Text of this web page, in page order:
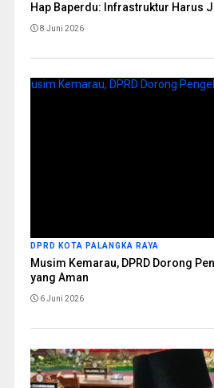
Hap Baperdu: Infrastruktur Harus
8 Juni 2026
DPRD KOTA PALANGKA RAYA
Musim Kemarau, DPRD Dorong
yang Aman
6 Juni 2026